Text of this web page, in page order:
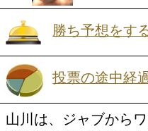
勝ち予想
投票の途
今年3月に拳を交